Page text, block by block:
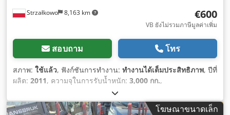
Strzałkowo 8,163 km €600
VB ยังไม่รวมภาษีมูลค่าเพิ่ม
สอบถาม โทร
สภาพ: ใช้แล้ว, ฟังก์ชันการทำงาน: ทำงานได้เต็มประสิทธิภาพ, ปีที่
ผลิต: 2011, ความจุในการรับน้ำหนัก: 3,000 กก.,
โฆษณาขนาดเล็ก